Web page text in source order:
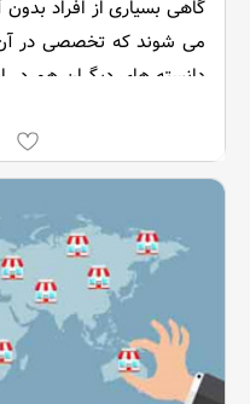
گاهی بسیاری از افراد
می شوند که تخصصی در آن
دانسته های دیگران هم در